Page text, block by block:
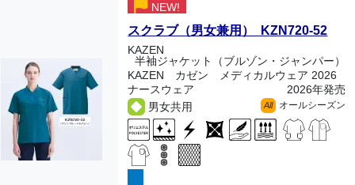
NEW!
スクラブ（男女兼用） KZN720-52
KAZEN
半袖ジャケット（ブルゾン・ジャンパー）
KAZEN カゼン メディカルウェア 2026
ナースウェア
2026年発売
男女共用
All オールシーズン